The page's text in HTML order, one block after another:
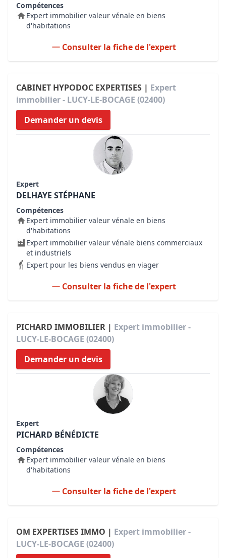
Compétences
Expert immobilier valeur vénale en biens
d'habitations
Consulter la fiche de l'expert
CABINET HYPODOC EXPERTISES | Expert
immobilier - LUCY-LE-BOCAGE (02400)
Demander un devis
Expert
DELHAYE STÉPHANE
Compétences
Expert immobilier valeur vénale en biens
d'habitations
Expert immobilier valeur vénale biens commerciaux
et industriels
Expert pour les biens vendus en viager
Consulter la fiche de l'expert
PICHARD IMMOBILIER | Expert immobilier -
LUCY-LE-BOCAGE (02400)
Demander un devis
Expert
PICHARD BÉNÉDICTE
Compétences
Expert immobilier valeur vénale en biens
d'habitations
Consulter la fiche de l'expert
OM EXPERTISES IMMO | Expert immobilier -
LUCY-LE-BOCAGE (02400)